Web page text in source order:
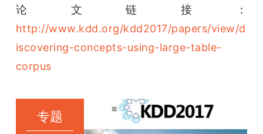
论文链接：
http://www.kdd.org/kdd2017/papers/view/d
iscovering-concepts-using-large-table-
corpus
专题